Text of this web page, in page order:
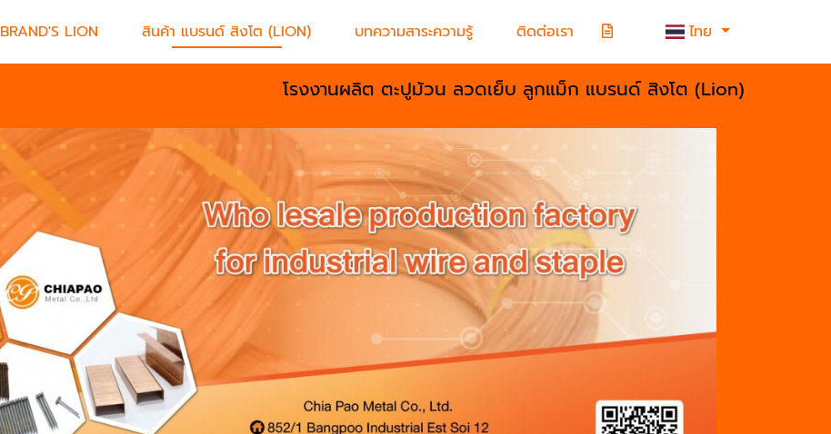
BRAND'S LION สินค้า แบรนด์ สิงโต (LION) บทความสาระความรู้ ติดต่อเรา ไทย
โรงงานผลิต ตะปูม้วน ลวดเย็บ ลูกแม็ก แบรนด์ สิงโต (Lion)